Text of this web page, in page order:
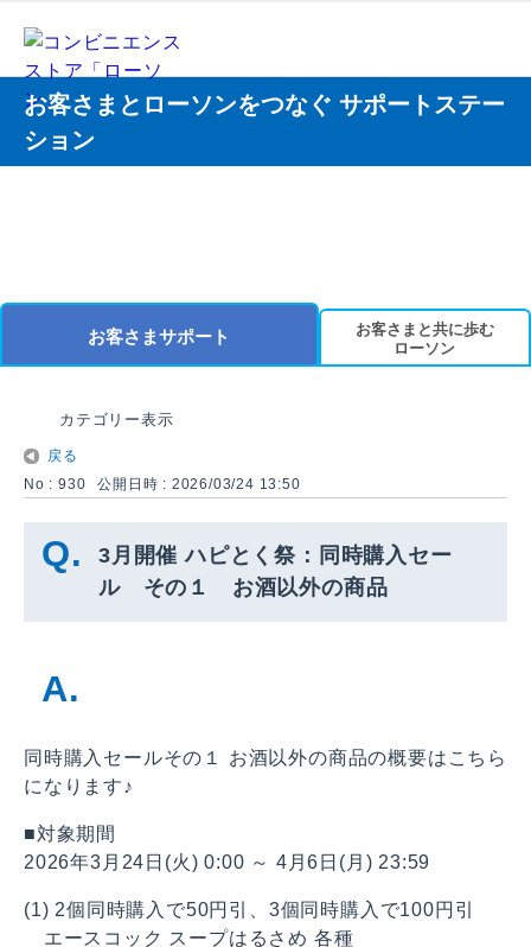
お客さまとローソンをつなぐ サポートステー
ション
お客さまサポート
お客さまと共に歩む
ローソン
カテゴリー表示
戻る
No : 930
公開日時 : 2026/03/24 13:50
3月開催 ハピとく祭：同時購入セー
ル その１ お酒以外の商品
同時購入セールその１ お酒以外の商品の概要はこちら
になります♪
■対象期間
2026年3月24日(火) 0:00 ～ 4月6日(月) 23:59
(1) 2個同時購入で50円引、3個同時購入で100円引
エースコック スープはるさめ 各種